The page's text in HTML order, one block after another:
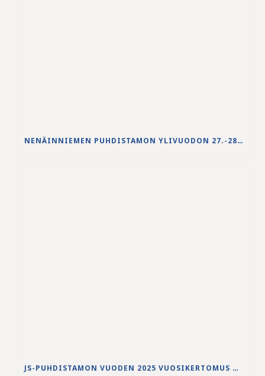
NENÄINNIEMEN PUHDISTAMON YLIVUODON 27.-28.5.2026 VESISTÖVAIKUTUKSET
JS-PUHDISTAMON VUODEN 2025 VUOSIKERTOMUS ON JULKAISTU